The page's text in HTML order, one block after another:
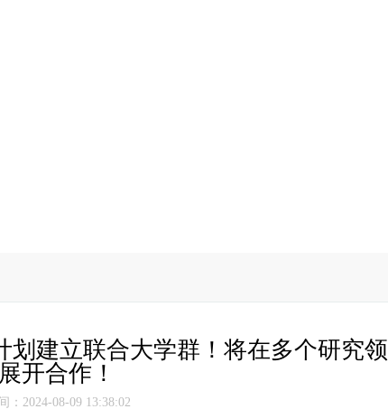
划建立联合大学群！将在多个研究领
开合作！
：2024-08-09 13:38:02